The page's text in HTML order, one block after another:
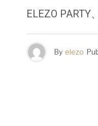
ELEZO PARTY
By elezo